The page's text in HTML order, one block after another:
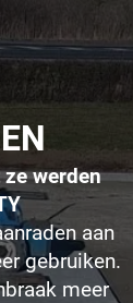
werden
aan
gebruiken.
meer